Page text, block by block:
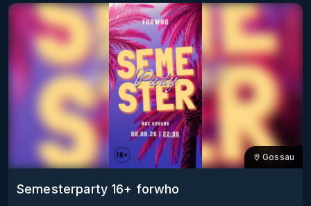
Gossau
Semesterparty 16+ forwho